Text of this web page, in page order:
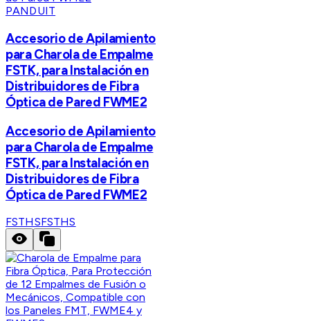
PANDUIT
Accesorio de Apilamiento
para Charola de Empalme
FSTK, para Instalación en
Distribuidores de Fibra
Óptica de Pared FWME2
Accesorio de Apilamiento
para Charola de Empalme
FSTK, para Instalación en
Distribuidores de Fibra
Óptica de Pared FWME2
FSTHSFSTHS